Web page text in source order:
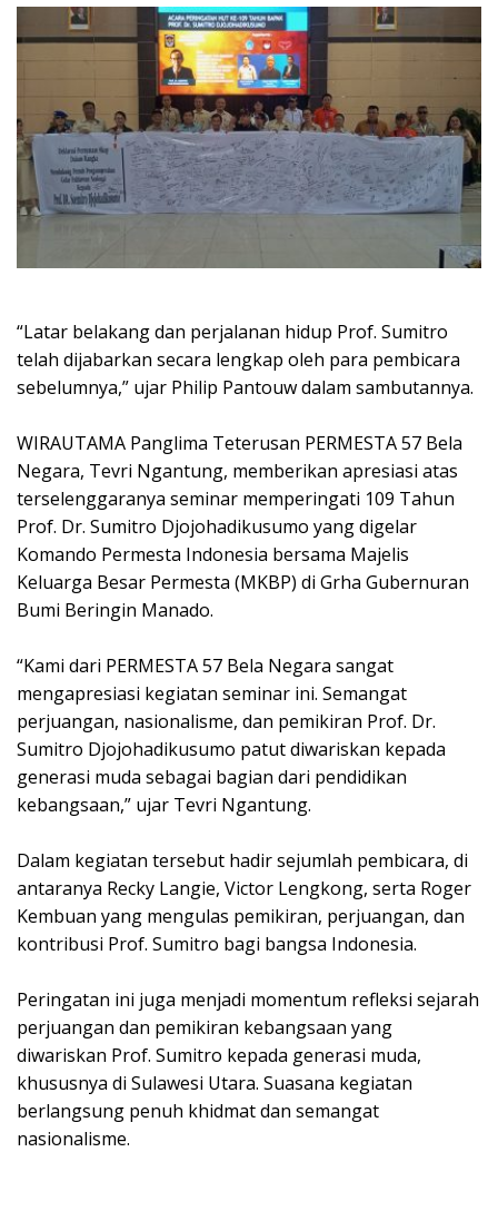
‎“Latar belakang dan perjalanan hidup Prof. Sumitro
telah dijabarkan secara lengkap oleh para pembicara
sebelumnya,” ujar Philip Pantouw dalam sambutannya.
‎WIRAUTAMA Panglima Teterusan PERMESTA 57 Bela
Negara, Tevri Ngantung, memberikan apresiasi atas
terselenggaranya seminar memperingati 109 Tahun
Prof. Dr. Sumitro Djojohadikusumo yang digelar
Komando Permesta Indonesia bersama Majelis
Keluarga Besar Permesta (MKBP) di Grha Gubernuran
Bumi Beringin Manado.
‎“Kami dari PERMESTA 57 Bela Negara sangat
mengapresiasi kegiatan seminar ini. Semangat
perjuangan, nasionalisme, dan pemikiran Prof. Dr.
Sumitro Djojohadikusumo patut diwariskan kepada
generasi muda sebagai bagian dari pendidikan
kebangsaan,” ujar Tevri Ngantung.
‎Dalam kegiatan tersebut hadir sejumlah pembicara, di
antaranya Recky Langie, Victor Lengkong, serta Roger
Kembuan yang mengulas pemikiran, perjuangan, dan
kontribusi Prof. Sumitro bagi bangsa Indonesia.
‎Peringatan ini juga menjadi momentum refleksi sejarah
perjuangan dan pemikiran kebangsaan yang
diwariskan Prof. Sumitro kepada generasi muda,
khususnya di Sulawesi Utara. Suasana kegiatan
berlangsung penuh khidmat dan semangat
nasionalisme.